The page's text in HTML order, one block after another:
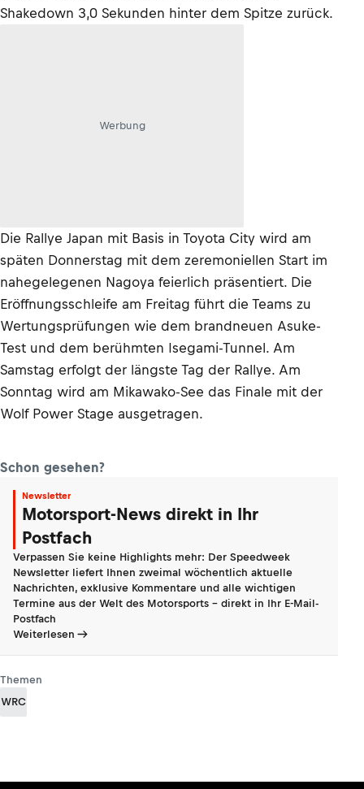
Shakedown 3,0 Sekunden hinter dem Spitze zurück.
Werbung
Die Rallye Japan mit Basis in Toyota City wird am
späten Donnerstag mit dem zeremoniellen Start im
nahegelegenen Nagoya feierlich präsentiert. Die
Eröffnungsschleife am Freitag führt die Teams zu
Wertungsprüfungen wie dem brandneuen Asuke-
Test und dem berühmten Isegami-Tunnel. Am
Samstag erfolgt der längste Tag der Rallye. Am
Sonntag wird am Mikawako-See das Finale mit der
Wolf Power Stage ausgetragen.
Schon gesehen?
Newsletter
Motorsport-News direkt in Ihr
Postfach
Verpassen Sie keine Highlights mehr: Der Speedweek
Newsletter liefert Ihnen zweimal wöchentlich aktuelle
Nachrichten, exklusive Kommentare und alle wichtigen
Termine aus der Welt des Motorsports - direkt in Ihr E-Mail-
Postfach
Weiterlesen
Themen
WRC